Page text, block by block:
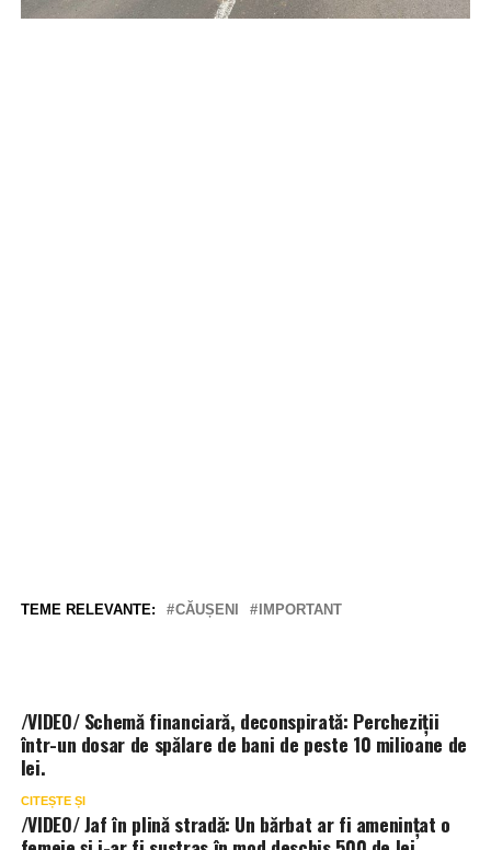
TEME RELEVANTE: CĂUȘENI IMPORTANT
/VIDEO/ Schemă financiară, deconspirată: Percheziții
într-un dosar de spălare de bani de peste 10 milioane de
lei.
CITEȘTE ȘI
/VIDEO/ Jaf în plină stradă: Un bărbat ar fi amenințat o